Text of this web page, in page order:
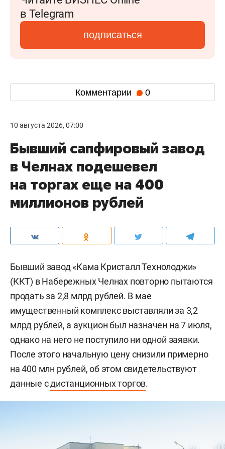
в Telegram
подписаться
Комментарии 0
10 августа 2026, 07:00
Бывший сапфировый завод
в Челнах подешевел
на торгах еще на 400
миллионов рублей
Бывший завод «Кама Кристалл Технолоджи»
(ККТ) в Набережных Челнах повторно пытаются
продать за 2,8 млрд рублей. В мае
имущественный комплекс выставляли за 3,2
млрд рублей, а аукцион был назначен на 7 июля,
однако на него не поступило ни одной заявки.
После этого начальную цену снизили примерно
на 400 млн рублей, об этом свидетельствуют
данные сдистанционных торгов.